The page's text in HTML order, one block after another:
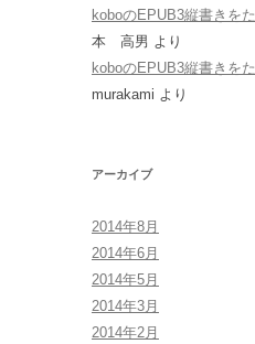
koboのEPUB3縦書きを
本 高男 より
koboのEPUB3縦書きを
murakami より
アーカイブ
2014年8月
2014年6月
2014年5月
2014年3月
2014年2月